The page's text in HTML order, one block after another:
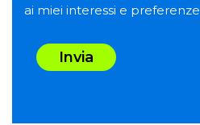
ai miei interessi e preferenze
Invia